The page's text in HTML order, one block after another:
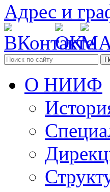
Адрес и
О НИИФ